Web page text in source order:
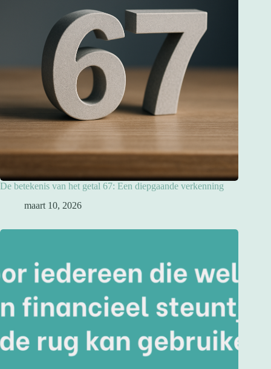
De betekenis van het getal 67: Een diepgaande verkenning
maart 10, 2026